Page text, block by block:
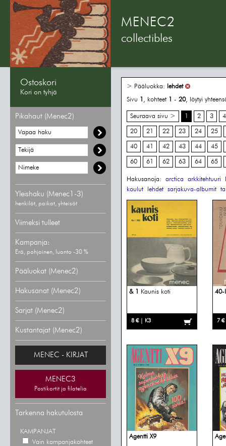
MENEC2
collectibles
Ostoskori
Kori on tyhjä
Pikahaut (Menec2)
Yleishaku (Menec1-3)
henkilöt, paikat, yhteisöt
Viimeksi tulleet
Kampanja:
Erä, pohjoinen, luonto -30 %
Pääluokat (Menec2)
Hakusanat (Menec2)
Sarjat (Menec2)
Kustantajat (Menec2)
MENEC - KIRJAT
MENEC3
Postikortit ja filatelia
Tarkenna hakutulosta
KAMPANJAT
Vain kampanjakohteet
> Pääluokka:
lehdet
Sivu 1 , kohteet 1 - 20, löytyi
Seuraava sivu > 1 2 3 4
20 21 22 23 24 25
40 41 42 43 44 45
60 61 62 63 64 65
Hakusanoja: arctica arkkitehtuuri
koulut
lehdet sarjakuva-albumit
& 1 Kaunis koti
8 € | K3
40-
7
Agentti X9